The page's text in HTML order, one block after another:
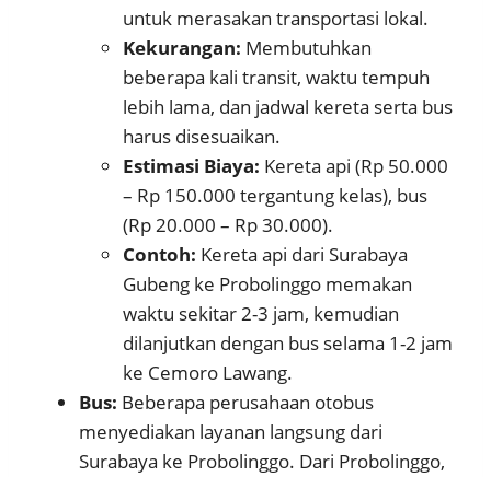
untuk merasakan transportasi lokal.
Kekurangan: Membutuhkan
beberapa kali transit, waktu tempuh
lebih lama, dan jadwal kereta serta bus
harus disesuaikan.
Estimasi Biaya: Kereta api (Rp 50.000
– Rp 150.000 tergantung kelas), bus
(Rp 20.000 – Rp 30.000).
Contoh: Kereta api dari Surabaya
Gubeng ke Probolinggo memakan
waktu sekitar 2-3 jam, kemudian
dilanjutkan dengan bus selama 1-2 jam
ke Cemoro Lawang.
Bus: Beberapa perusahaan otobus
menyediakan layanan langsung dari
Surabaya ke Probolinggo. Dari Probolinggo,